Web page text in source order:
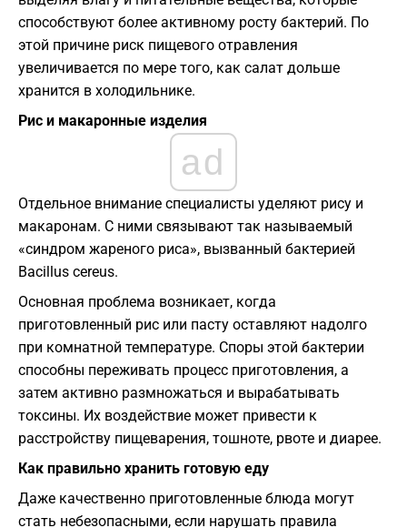
способствуют более активному росту бактерий. По
этой причине риск пищевого отравления
увеличивается по мере того, как салат дольше
хранится в холодильнике.
Рис и макаронные изделия
ad
Отдельное внимание специалисты уделяют рису и
макаронам. С ними связывают так называемый
«синдром жареного риса», вызванный бактерией
Bacillus cereus.
Основная проблема возникает, когда
приготовленный рис или пасту оставляют надолго
при комнатной температуре. Споры этой бактерии
способны переживать процесс приготовления, а
затем активно размножаться и вырабатывать
токсины. Их воздействие может привести к
расстройству пищеварения, тошноте, рвоте и диарее.
Как правильно хранить готовую еду
Даже качественно приготовленные блюда могут
стать небезопасными, если нарушать правила